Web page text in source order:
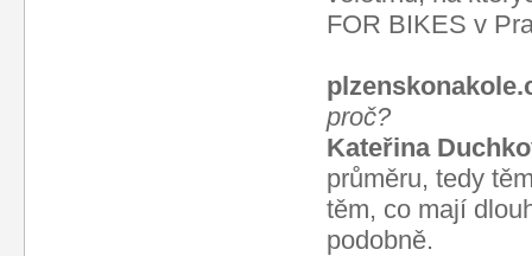
FOR BIKES v
proč?
Kateřina
průměru, tedy
těm, co mají
podobně.